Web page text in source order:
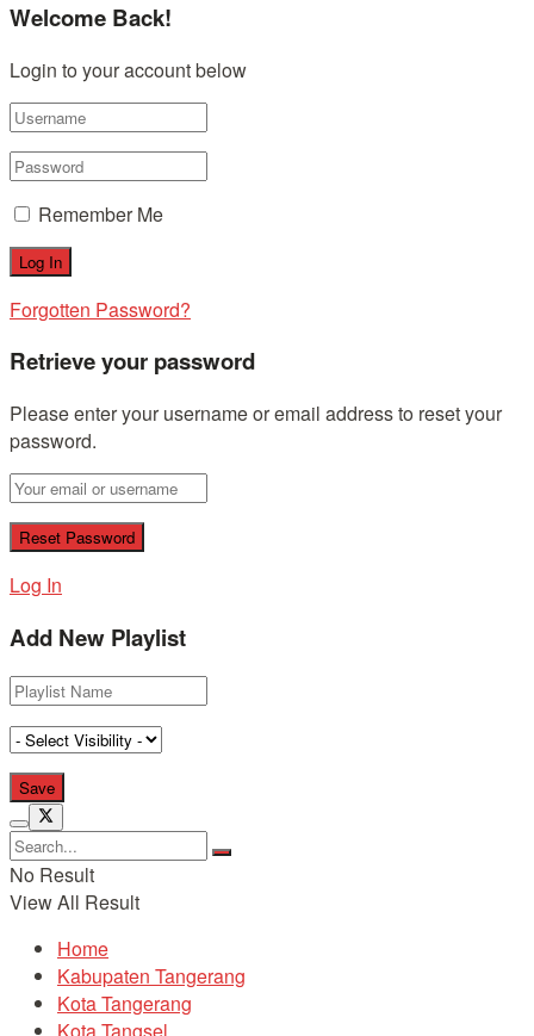
Welcome Back!
Login to your account below
Remember Me
Forgotten Password?
Retrieve your password
Please enter your username or email address to reset your
password.
Log In
Add New Playlist
No Result
View All Result
Home
Kabupaten Tangerang
Kota Tangerang
Kota Tangsel